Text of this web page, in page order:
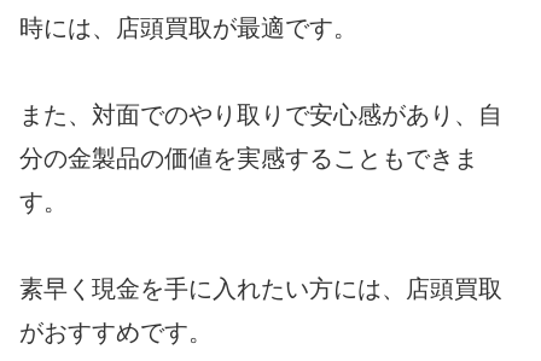
時には、店頭買取が最適です。
また、対面でのやり取りで安心感があり、自
分の金製品の価値を実感することもできま
す。
素早く現金を手に入れたい方には、店頭買取
がおすすめです。